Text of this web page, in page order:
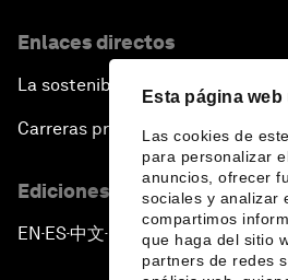
Esta página
Las cookies de
para personalizar
anuncios, ofrecer
sociales y analizar
compartimos
que haga del sitio
partners de redes
Enlaces directos
La sostenibilidad en el Foro
Carreras profesionales
Ediciones en otros idiomas
EN ▪ES▪中文▪ 日本語